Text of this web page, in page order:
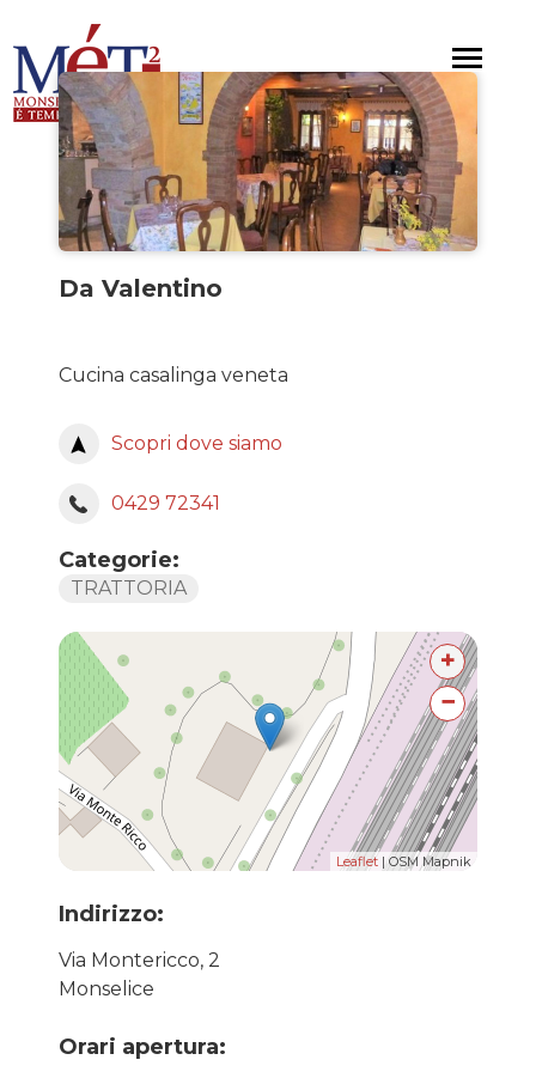
al
contenuto
principale
Toggle
Da Valentino
Cucina casalinga veneta
Scopri dove siamo
0429 72341
Categorie:
TRATTORIA
+
−
Leaflet | OSM Mapnik
Indirizzo:
Via Montericco, 2
Monselice
Orari apertura: